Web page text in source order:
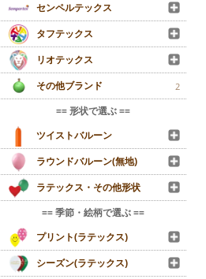
センペルテックス
タフテックス
リオテックス
その他ブランド
2
== 形状で選ぶ ==
ツイストバルーン
ラウンドバルーン(無地)
ラテックス・その他形状
== 季節・絵柄で選ぶ ==
プリント(ラテックス)
シーズン(ラテックス)